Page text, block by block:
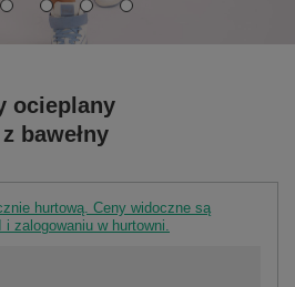
ocieplany
bawełny
hurtową. Ceny widoczne są
zalogowaniu w hurtowni.